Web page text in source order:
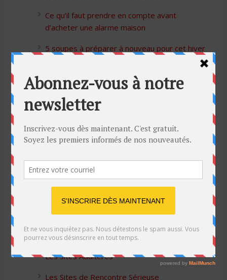
Ce qu’il faut prendre en compte avant
d’acheter une alarme maison
5 soupes à préparer à nouveau pour cet hiver
5 idées cadeaux Moulinex pour votre mère
pour l’Action de Grâce
Blague de café: Une femme infidèle trompe
son mari
Listes des Sites de Rencontre
Les Sites Libertins
Les Apps pour les Couples Échangistes
Les Sites Adultères
Les Sites de Rencontre Sérieuse